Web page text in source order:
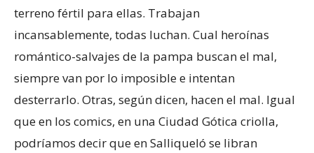
terreno fértil para ellas. Trabajan
incansablemente, todas luchan. Cual heroínas
romántico-salvajes de la pampa buscan el mal,
siempre van por lo imposible e intentan
desterrarlo. Otras, según dicen, hacen el mal. Igual
que en los comics, en una Ciudad Gótica criolla,
podríamos decir que en Salliqueló se libran